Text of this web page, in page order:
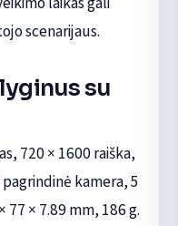
scenarijaus.
su
720 × 1600 raiška,
kamera, 5
77 × 7.89 mm, 186 g.